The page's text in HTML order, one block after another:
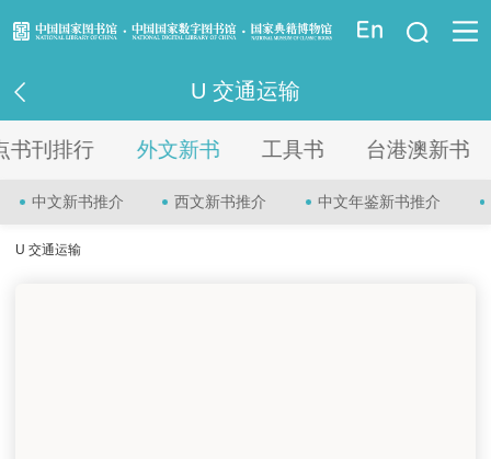
资讯信息
资源服务
U 交通运输
书刊排行 外文新书 工具书 台港澳新书
中文新书推介 西文新书推介 中文年鉴新书推介
U 交通运输